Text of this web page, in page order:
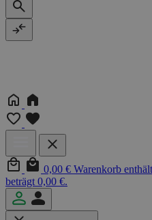
0,00 € Warenkorb
beträgt 0,00 €.